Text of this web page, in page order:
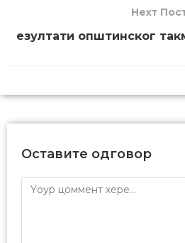
Неxт
езултати општинског
Оставите одговор